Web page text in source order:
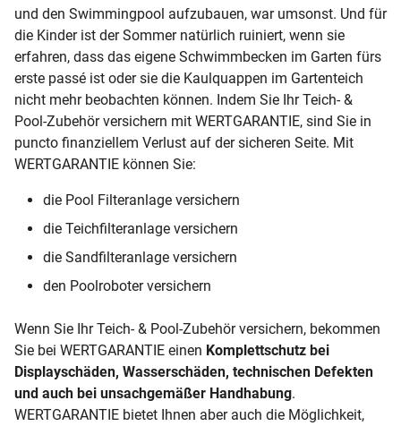
und den Swimmingpool aufzubauen, war umsonst. Und für
die Kinder ist der Sommer natürlich ruiniert, wenn sie
erfahren, dass das eigene Schwimmbecken im Garten fürs
erste passé ist oder sie die Kaulquappen im Gartenteich
nicht mehr beobachten können. Indem Sie Ihr Teich- &
Pool-Zubehör versichern mit WERTGARANTIE, sind Sie in
puncto finanziellem Verlust auf der sicheren Seite. Mit
WERTGARANTIE können Sie:
die Pool Filteranlage versichern
die Teichfilteranlage versichern
die Sandfilteranlage versichern
den Poolroboter versichern
Wenn Sie Ihr Teich- & Pool-Zubehör versichern, bekommen
Sie bei WERTGARANTIE einen Komplettschutz bei
Displayschäden, Wasserschäden, technischen Defekten
und auch bei unsachgemäßer Handhabung.
WERTGARANTIE bietet Ihnen aber auch die Möglichkeit,